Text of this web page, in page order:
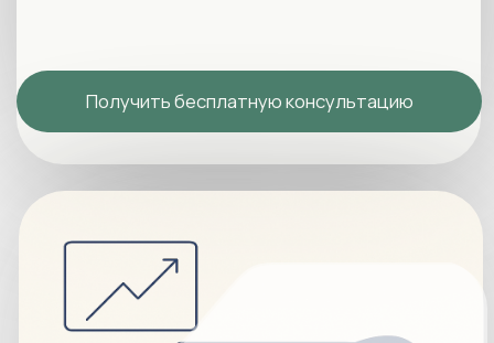
Поддерживаем развитие бизнеса на
Получайте государственные контракты и
Строим прозрачную и управляемую систему
работы